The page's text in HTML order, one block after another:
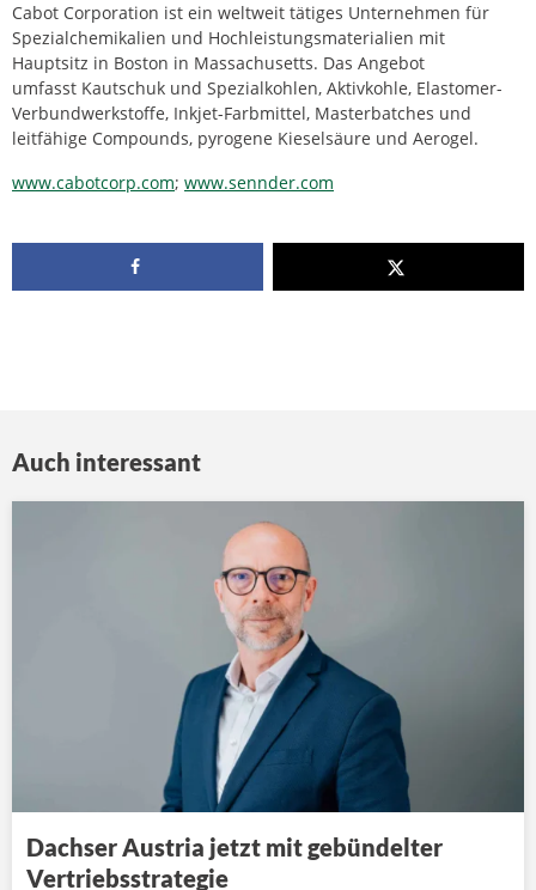
Cabot Corporation ist ein weltweit tätiges Unternehmen für
Spezialchemikalien und Hochleistungsmaterialien mit
Hauptsitz in Boston in Massachusetts. Das Angebot
umfasst Kautschuk und Spezialkohlen, Aktivkohle, Elastomer-
Verbundwerkstoffe, Inkjet-Farbmittel, Masterbatches und
leitfähige Compounds, pyrogene Kieselsäure und Aerogel.
www.cabotcorp.com; www.sennder.com
Auch interessant
Dachser Austria jetzt mit gebündelter
Vertriebsstrategie